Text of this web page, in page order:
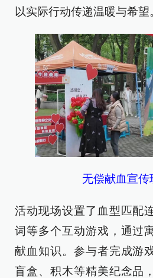
以实际行动传递温暖与希望
无偿献血宣传
活动现场设置了血型匹配
词等多个互动游戏，通过
献血知识。参与者完成游
盲盒、积木等精美纪念品